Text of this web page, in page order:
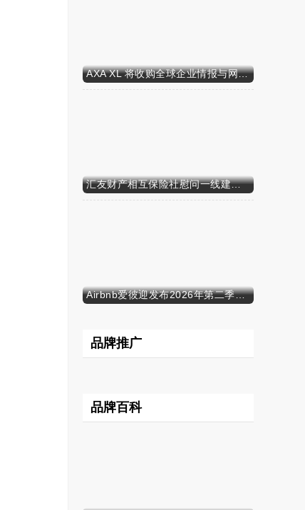
AXA XL 将收购全球企业情报与网络安全咨询公司 S-RM
汇友财产相互保险社慰问一线建筑工人
Airbnb爱彼迎发布2026年第二季度财务业绩
品牌推广
品牌百科